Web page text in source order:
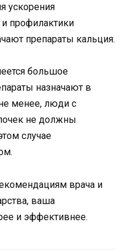
ускорения
профилактики
препараты кальция.
большое
назначают в
менее, люди с
не должны
случае
врача и
ваша
и эффективнее.